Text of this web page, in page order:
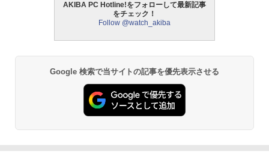
AKIBA PC Hotline!をフォローして最新記事
をチェック！
Follow @watch_akiba
Google 検索で当サイトの記事を優先表示させる